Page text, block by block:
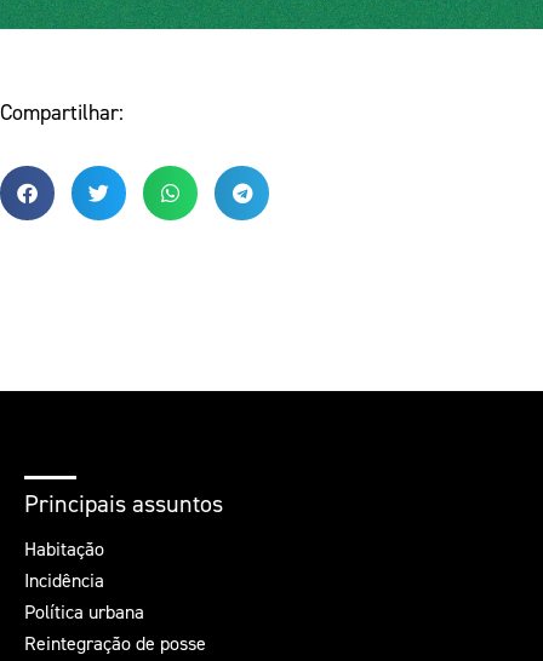
Compartilhar:
Principais assuntos
Habitação
Incidência
Política urbana
Reintegração de posse